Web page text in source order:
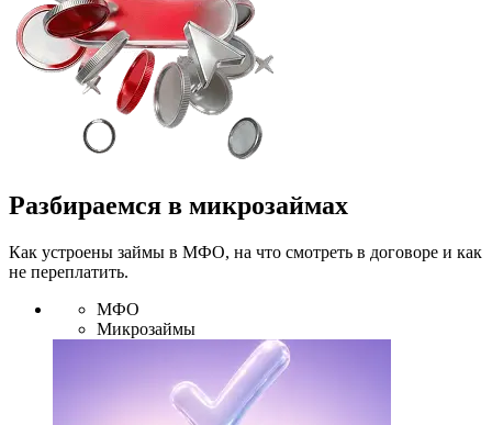
Разбираемся в микрозаймах
Как устроены займы в МФО, на что смотреть в договоре и как
не переплатить.
МФО
Микрозаймы